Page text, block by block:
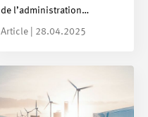
de l’administration…
Article | 28.04.2025